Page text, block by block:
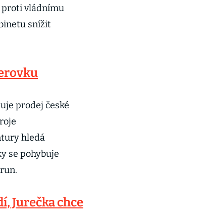
proti vládnímu
snížit
prodej české
hledá
se pohybuje
Jurečka chce